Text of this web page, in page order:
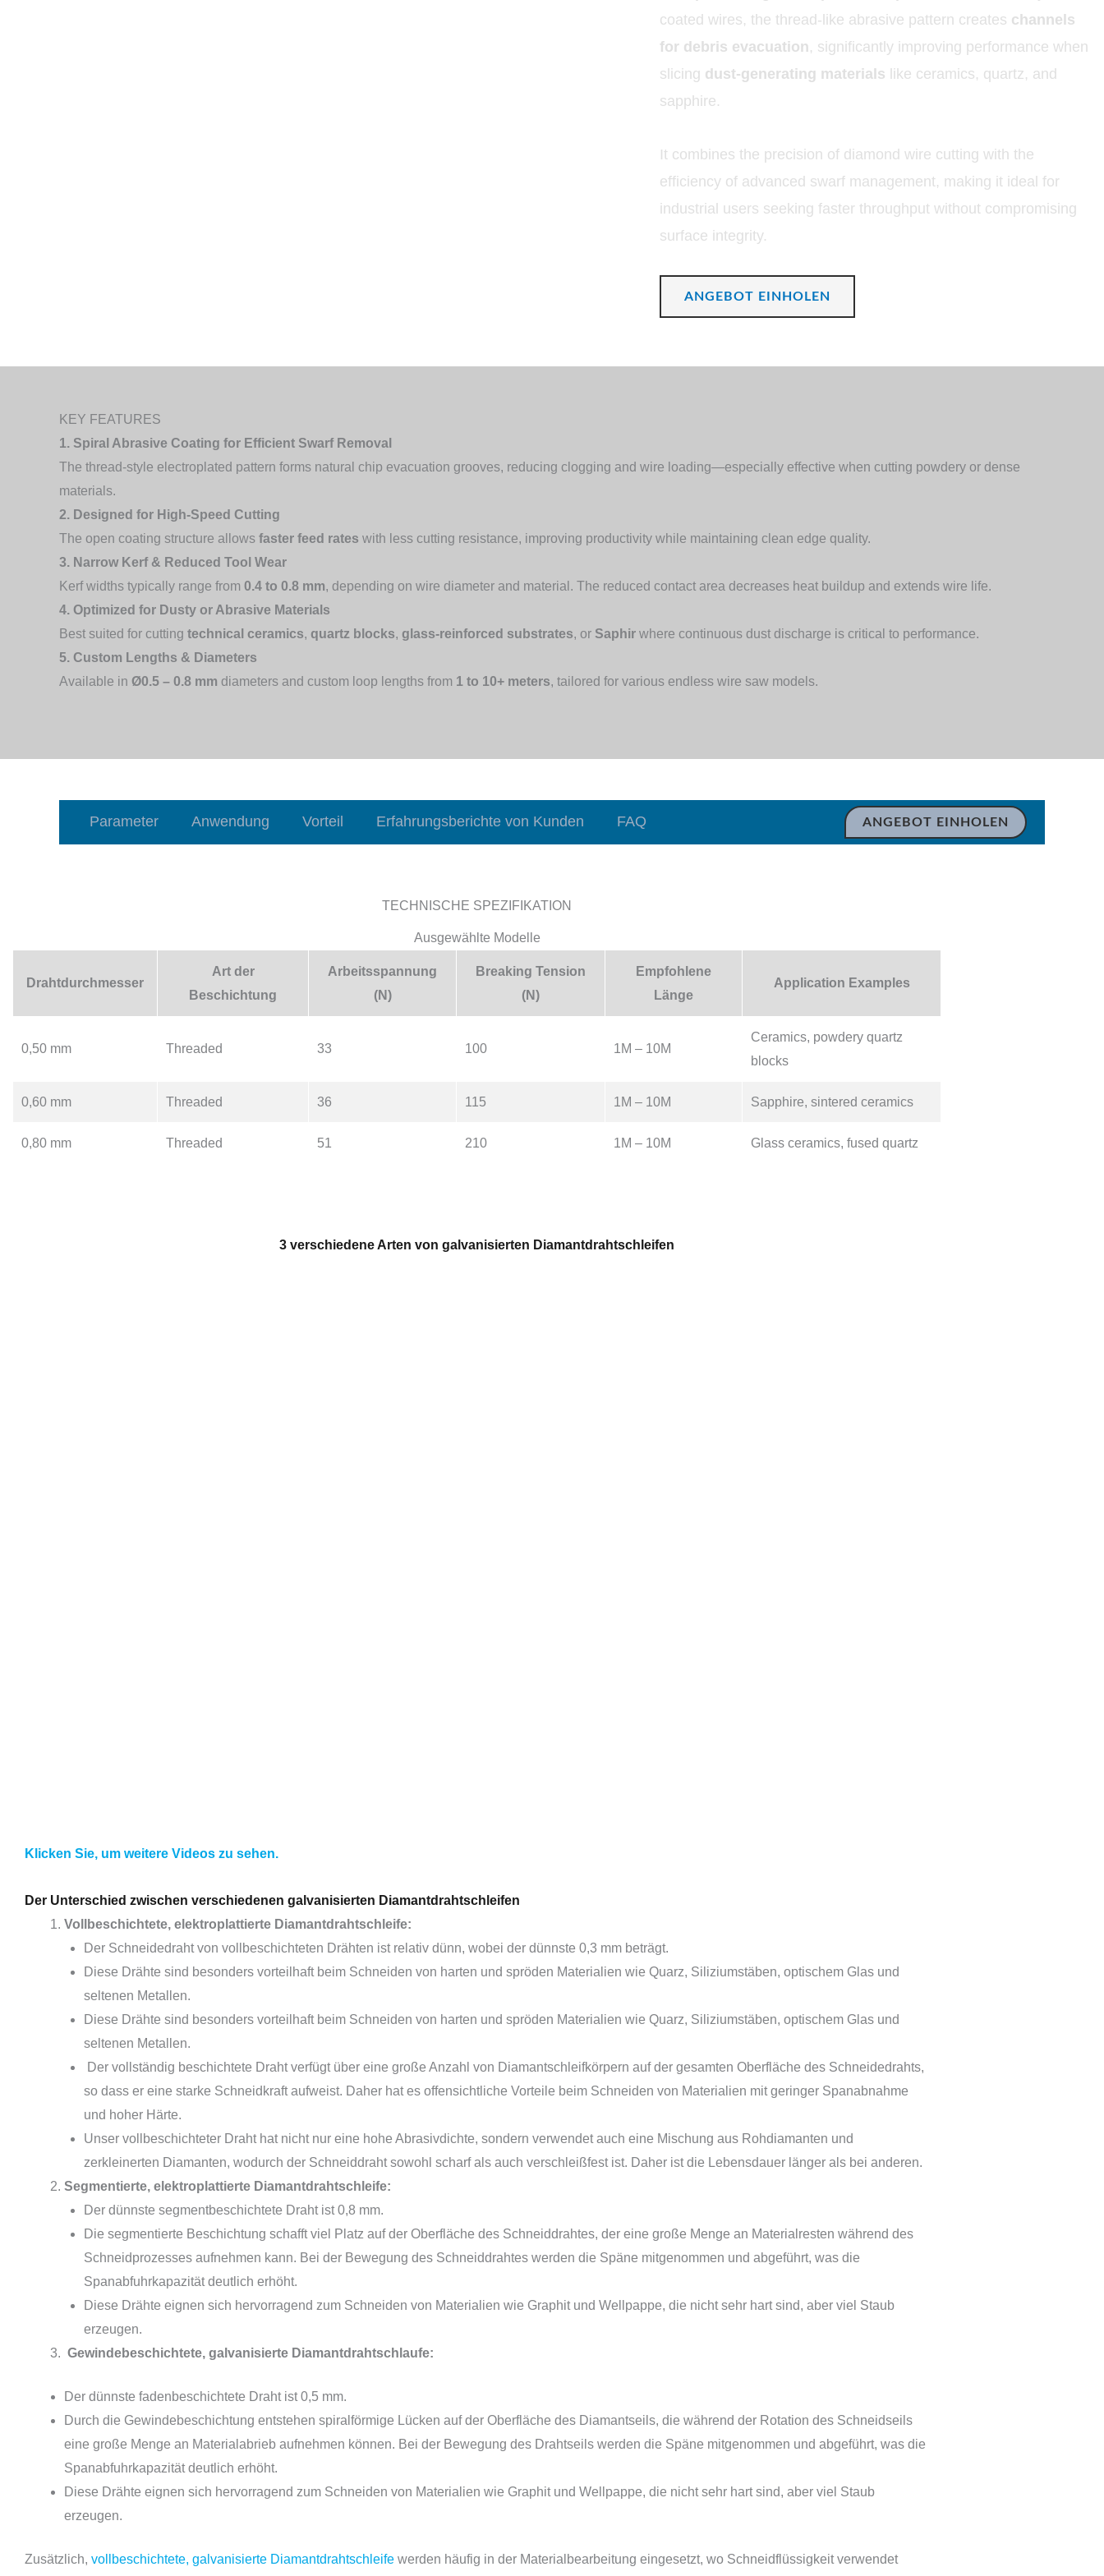
coated wires, the thread-like abrasive pattern creates channels
for debris evacuation, significantly improving performance when
slicing dust-generating materials like ceramics, quartz, and
sapphire.
It combines the precision of diamond wire cutting with the
efficiency of advanced swarf management, making it ideal for
industrial users seeking faster throughput without compromising
surface integrity.
ANGEBOT EINHOLEN
KEY FEATURES
1. Spiral Abrasive Coating for Efficient Swarf Removal
The thread-style electroplated pattern forms natural chip evacuation grooves, reducing clogging and wire loading—especially effective when cutting powdery or dense
materials.
2. Designed for High-Speed Cutting
The open coating structure allows faster feed rates with less cutting resistance, improving productivity while maintaining clean edge quality.
3. Narrow Kerf & Reduced Tool Wear
Kerf widths typically range from 0.4 to 0.8 mm, depending on wire diameter and material. The reduced contact area decreases heat buildup and extends wire life.
4. Optimized for Dusty or Abrasive Materials
Best suited for cutting technical ceramics, quartz blocks, glass-reinforced substrates, or Saphir where continuous dust discharge is critical to performance.
5. Custom Lengths & Diameters
Available in Ø0.5 – 0.8 mm diameters and custom loop lengths from 1 to 10+ meters, tailored for various endless wire saw models.
Parameter Anwendung Vorteil Erfahrungsberichte von Kunden FAQ ANGEBOT EINHOLEN
TECHNISCHE SPEZIFIKATION
Ausgewählte Modelle
Drahtdurchmesser
Art der
Beschichtung
Arbeitsspannung
(N)
Breaking Tension
(N)
Empfohlene
Länge
Application Examples
0,50 mm Threaded 33 100 1M – 10M
Ceramics, powdery quartz
blocks
0,60 mm Threaded 36 115 1M – 10M Sapphire, sintered ceramics
0,80 mm Threaded 51 210 1M – 10M Glass ceramics, fused quartz
3 verschiedene Arten von galvanisierten Diamantdrahtschleifen
Klicken Sie, um weitere Videos zu sehen.
Der Unterschied zwischen verschiedenen galvanisierten Diamantdrahtschleifen
Vollbeschichtete, elektroplattierte Diamantdrahtschleife:
Der Schneidedraht von vollbeschichteten Drähten ist relativ dünn, wobei der dünnste 0,3 mm beträgt.
Diese Drähte sind besonders vorteilhaft beim Schneiden von harten und spröden Materialien wie Quarz, Siliziumstäben, optischem Glas und
seltenen Metallen.
Diese Drähte sind besonders vorteilhaft beim Schneiden von harten und spröden Materialien wie Quarz, Siliziumstäben, optischem Glas und
seltenen Metallen.
Der vollständig beschichtete Draht verfügt über eine große Anzahl von Diamantschleifkörpern auf der gesamten Oberfläche des Schneidedrahts,
so dass er eine starke Schneidkraft aufweist. Daher hat es offensichtliche Vorteile beim Schneiden von Materialien mit geringer Spanabnahme
und hoher Härte.
Unser vollbeschichteter Draht hat nicht nur eine hohe Abrasivdichte, sondern verwendet auch eine Mischung aus Rohdiamanten und
zerkleinerten Diamanten, wodurch der Schneiddraht sowohl scharf als auch verschleißfest ist. Daher ist die Lebensdauer länger als bei anderen.
Segmentierte, elektroplattierte Diamantdrahtschleife:
Der dünnste segmentbeschichtete Draht ist 0,8 mm.
Die segmentierte Beschichtung schafft viel Platz auf der Oberfläche des Schneiddrahtes, der eine große Menge an Materialresten während des
Schneidprozesses aufnehmen kann. Bei der Bewegung des Schneiddrahtes werden die Späne mitgenommen und abgeführt, was die
Spanabfuhrkapazität deutlich erhöht.
Diese Drähte eignen sich hervorragend zum Schneiden von Materialien wie Graphit und Wellpappe, die nicht sehr hart sind, aber viel Staub
erzeugen.
Gewindebeschichtete, galvanisierte Diamantdrahtschlaufe:
Der dünnste fadenbeschichtete Draht ist 0,5 mm.
Durch die Gewindebeschichtung entstehen spiralförmige Lücken auf der Oberfläche des Diamantseils, die während der Rotation des Schneidseils
eine große Menge an Materialabrieb aufnehmen können. Bei der Bewegung des Drahtseils werden die Späne mitgenommen und abgeführt, was die
Spanabfuhrkapazität deutlich erhöht.
Diese Drähte eignen sich hervorragend zum Schneiden von Materialien wie Graphit und Wellpappe, die nicht sehr hart sind, aber viel Staub
erzeugen.
Zusätzlich, vollbeschichtete, galvanisierte Diamantdrahtschleife werden häufig in der Materialbearbeitung eingesetzt, wo Schneidflüssigkeit verwendet